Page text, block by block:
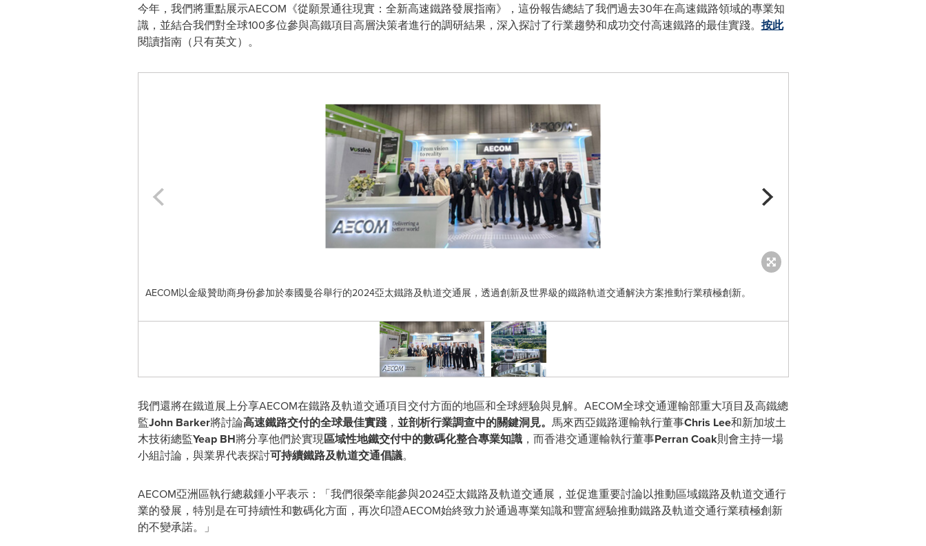
今年， 我們將重點展示AECOM 《從願景通往現實：全新高速鐵路發展指南》，這份報告總結了我們過去30年在高速鐵路領域的專業知
識，並結合我們對全球100多位參與高鐵項目高層決策者進行的調研結果，深入探討了行業趨勢和成功交付高速鐵路的最佳實踐。 按此
閱讀指南（只有英文）。
AECOM以金級贊助商身份參加於泰國曼谷舉行的2024亞太鐵路及軌道交通展，透過創新及世界級的鐵路軌道交通解決方案推動行業積極創新。
我們還將在鐵道展上分享AECOM在鐵路及軌道交通項目交付方面的地區和全球經驗與見解。AECOM全球交通運輸部重大項目及高鐵總
監John Barker將討論高速鐵路交付的全球最佳實踐， 並剖析行業調查中的關鍵洞見。 馬來西亞鐵路運輸執行董事Chris Lee和新加坡土
木技術總監Yeap BH將分享他們於實現區域性地鐵交付中的數碼化整合專業知識，而香港交通運輸執行董事Perran Coak則會主持一場
小組討論，與業界代表探討可持續鐵路及軌道交通倡議。
AECOM亞洲區執行總裁鍾小平表示：「我們很榮幸能參與2024亞太鐵路及軌道交通展，並促進重要討論以推動區域鐵路及軌道交通行
業的發展，特別是在可持續性和數碼化方面，再次印證AECOM始終致力於通過專業知識和豐富經驗推動鐵路及軌道交通行業積極創新
的不變承諾。」